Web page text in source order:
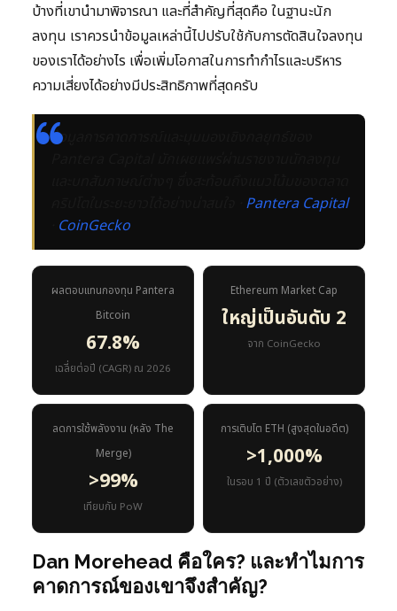
บ้างที่เขานำมาพิจารณา และที่สำคัญที่สุดคือ ในฐานะนัก
ลงทุน เราควรนำข้อมูลเหล่านี้ไปปรับใช้กับการตัดสินใจลงทุน
ของเราได้อย่างไร เพื่อเพิ่มโอกาสในการทำกำไรและบริหาร
ความเสี่ยงได้อย่างมีประสิทธิภาพที่สุดครับ
ข้อมูลการคาดการณ์และมุมมองเชิงกลยุทธ์ของ
Pantera Capital
CoinGecko
ผลตอบแทนกองทุน Pantera
Bitcoin
67.8%
เฉลี่ยต่อปี (CAGR) ณ 2026
Ethereum Market Cap
ใหญ่เป็นอันดับ 2
จาก CoinGecko
ลดการใช้พลังงาน (หลัง The
Merge)
>99%
เทียบกับ PoW
การเติบโต ETH (สูงสุดในอดีต)
>1,000%
ในรอบ 1 ปี (ตัวเลขตัวอย่าง)
Dan Morehead คือใคร? และทำไมการ
คาดการณ์ของเขาจึงสำคัญ?